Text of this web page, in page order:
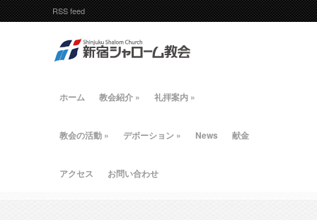
RSS feed
ホーム 教会紹介 » 礼拝案内 »
教会の活動 » デボーション » News 献金
アクセス お問い合わせ